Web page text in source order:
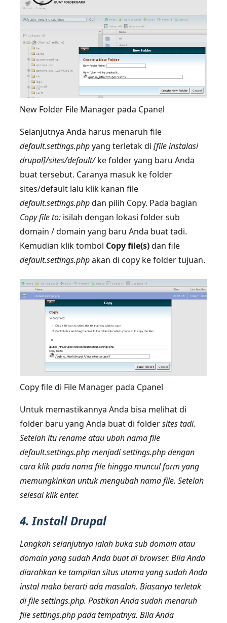
New Folder File Manager pada Cpanel
Selanjutnya Anda harus menaruh file
default.settings.phpyang terletak di [file instalasi
drupal]/sites/default/ke folder yang baru Anda
buat tersebut. Caranya masuk ke folder
sites/default lalu klik kanan file
default.settings.phpdan pilih Copy. Pada bagian
Copy file to: isilah dengan lokasi folder sub
domain / domain yang baru Anda buat tadi.
Kemudian klik tombol Copy file(s)dan file
default.settings.phpakan di copy ke folder tujuan.
Copy file di File Manager pada Cpanel
Untuk memastikannya Anda bisa melihat di
folder baru yang Anda buat di foldersites tadi.
Setelah itu rename atau ubah nama file
default.settings.php menjadi settings.php dengan
cara klik pada nama file hingga muncul form yang
memungkinkan untuk mengubah nama file. Setelah
selesai klik enter.
4. Install Drupal
Langkah selanjutnya ialah buka sub domain atau
domain yang sudah Anda buat di browser. Bila Anda
diarahkan ke tampilan situs utama yang sudah Anda
instal maka berarti ada masalah. Biasanya terletak
di file settings.php. Pastikan Anda sudah menaruh
file settings.php pada tempatnya. Bila Anda